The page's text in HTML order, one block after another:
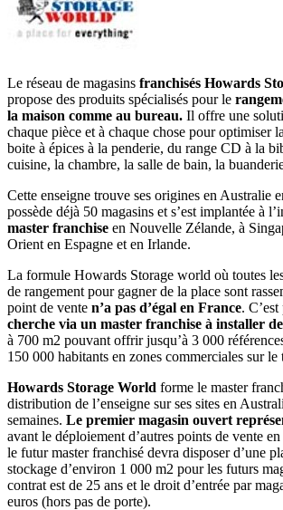
Le réseau de magasins franchisés Howards
propose des produits spécialisés pour le
la maison comme au bureau. Il offre une
chaque pièce et à chaque chose pour optimiser
boite à épices à la penderie, du range CD à la
cuisine, la chambre, la salle de bain, la
Cette enseigne trouve ses origines en Australie
possède déjà 50 magasins et s’est implantée à
master franchise en Nouvelle Zélande, à
Orient en Espagne et en Irlande.
La formule Howards Storage world où toutes
de rangement pour gagner de la place sont
point de vente n’a pas d’égal en France.
cherche via un master franchise à installer
à 700 m2 pouvant offrir jusqu’à 3 000
150 000 habitants en zones commerciales sur
Howards Storage World forme le master
distribution de l’enseigne sur ses sites en
semaines. Le premier magasin ouvert
avant le déploiement d’autres points de vente
le futur master franchisé devra disposer d’une
stockage d’environ 1 000 m2 pour les futurs
contrat est de 25 ans et le droit d’entrée par
euros (hors pas de porte).